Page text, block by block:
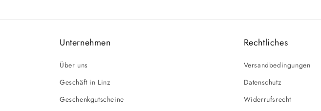
Unternehmen
Über uns
Geschäft in Linz
Geschenkgutscheine
Rechtliches
Versandbedingungen
Datenschutz
Widerrufsrecht